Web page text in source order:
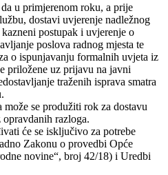
u primjerenom roku, a prije
dostavi uvjerenje nadležnog
postupak i uvjerenje o
poslova radnog mjesta te
o ispunjavanju formalnih uvjeta iz
priložene uz prijavu na javni
traženih isprava smatra
se produžiti rok za dostavu
razloga.
će se isključivo za potrebe
Zakonu o provedbi Opće
novine“, broj 42/18) i Uredbi